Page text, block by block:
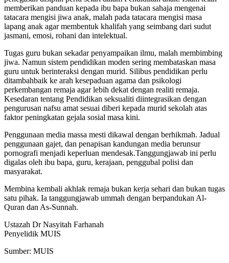
memberikan panduan kepada ibu bapa bukan sahaja mengenai
tatacara mengisi jiwa anak, malah pada tatacara mengisi masa
lapang anak agar membentuk khalifah yang seimbang dari sudut
jasmani, emosi, rohani dan intelektual.
Tugas guru bukan sekadar penyampaikan ilmu, malah membimbing
jiwa. Namun sistem pendidikan moden sering membataskan masa
guru untuk berinteraksi dengan murid. Silibus pendidikan perlu
ditambahbaik ke arah kesepaduan agama dan psikologi
perkembangan remaja agar lebih dekat dengan realiti remaja.
Kesedaran tentang Pendidikan seksualiti diintegrasikan dengan
pengurusan nafsu amat sesuai diberi kepada murid sekolah atas
faktor peningkatan gejala sosial masa kini.
Penggunaan media massa mesti dikawal dengan berhikmah. Jadual
penggunaan gajet, dan penapisan kandungan media berunsur
pornografi menjadi keperluan mendesak.Tanggungjawab ini perlu
digalas oleh ibu bapa, guru, kerajaan, penggubal polisi dan
masyarakat.
Membina kembali akhlak remaja bukan kerja sehari dan bukan tugas
satu pihak. Ia tanggungjawab ummah dengan berpandukan Al-
Quran dan As-Sunnah.
Ustazah Dr Nasyitah Farhanah
Penyelidik MUIS
Sumber: MUIS